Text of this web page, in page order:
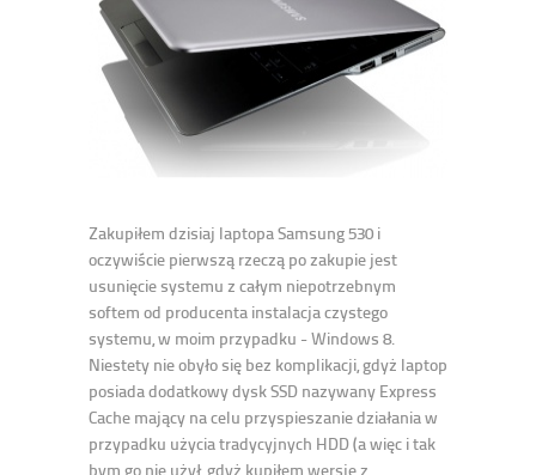
Zakupiłem dzisiaj laptopa Samsung 530 i
oczywiście pierwszą rzeczą po zakupie jest
usunięcie systemu z całym niepotrzebnym
softem od producenta instalacja czystego
systemu, w moim przypadku - Windows 8.
Niestety nie obyło się bez komplikacji, gdyż laptop
posiada dodatkowy dysk SSD nazywany Express
Cache mający na celu przyspieszanie działania w
przypadku użycia tradycyjnych HDD (a więc i tak
bym go nie użył, gdyż kupiłem wersję z...